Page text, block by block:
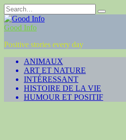
Skip
to
content
Search
for:
Good Info
Positive stories every day
ANIMAUX
ART ET NATURE
INTÉRESSANT
HISTOIRE DE LA VIE
HUMOUR ET POSITIF